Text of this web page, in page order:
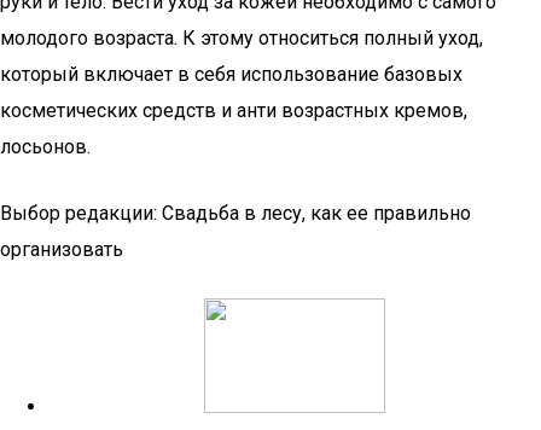
молодого возраста. К этому относиться полный уход,
который включает в себя использование базовых
косметических средств и анти возрастных кремов,
лосьонов.
Выбор редакции: Свадьба в лесу, как ее правильно
организовать